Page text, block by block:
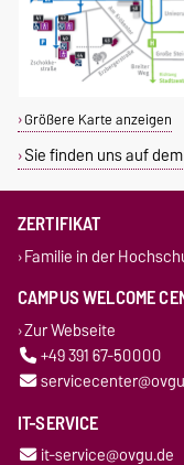
Größere Karte anzeigen
Sie finden uns auf
ZERTIFIKAT
Familie in der
CAMPUS WELCOME
Zur Webseite
+49 391 67-50000
IT-SERVICE
it-service@ovgu.de